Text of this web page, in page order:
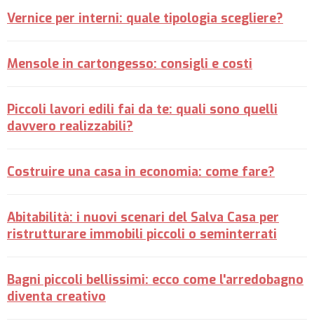
Vernice per interni: quale tipologia scegliere?
Mensole in cartongesso: consigli e costi
Piccoli lavori edili fai da te: quali sono quelli
davvero realizzabili?
Costruire una casa in economia: come fare?
Abitabilità: i nuovi scenari del Salva Casa per
ristrutturare immobili piccoli o seminterrati
Bagni piccoli bellissimi: ecco come l'arredobagno
diventa creativo